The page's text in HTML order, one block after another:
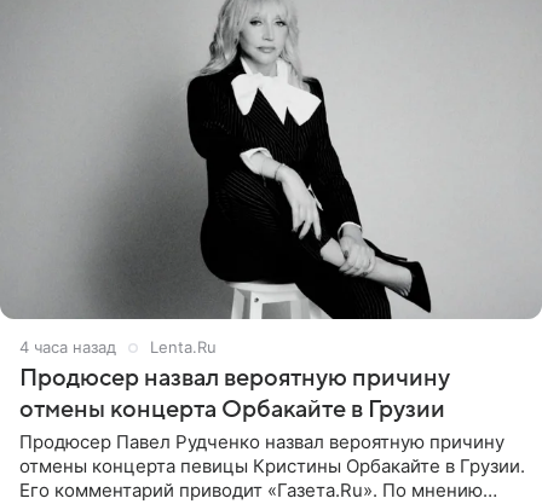
4 часа назад Lenta.Ru
Продюсер назвал вероятную причину
отмены концерта Орбакайте в Грузии
Продюсер Павел Рудченко назвал вероятную причину
отмены концерта певицы Кристины Орбакайте в Грузии.
Его комментарий приводит «Газета.Ru». По мнению